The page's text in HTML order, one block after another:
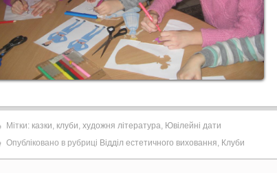
Мітки: казки, клуби, художня література, Ювілейні дати
Опубліковано в рубриці Відділ естетичного виховання, Клуби